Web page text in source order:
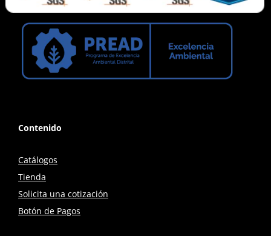
Contenido
Catálogos
Tienda
Solicita una cotización
Botón de Pagos